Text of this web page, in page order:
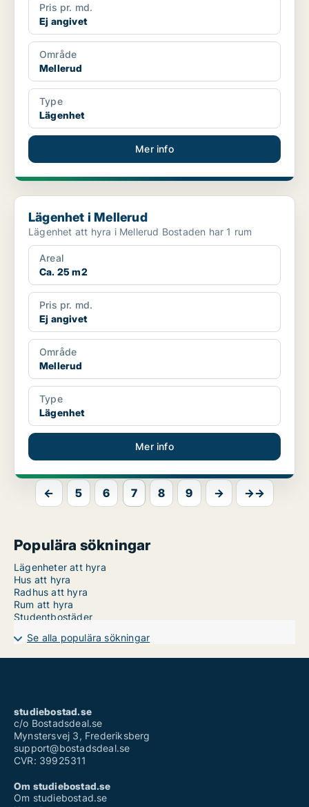
Pris pr. md.
Ej angivet
Område
Mellerud
Type
Lägenhet
Mer info
Lägenhet i Mellerud
Lägenhet i Mellerud
Lägenhet att hyra i Mellerud Bostaden har 1 rum
Areal
Ca. 25 m2
Pris pr. md.
Ej angivet
Område
Mellerud
Type
Lägenhet
Mer info
← 5 6 7 8 9 → →→
Populära sökningar
Lägenheter att hyra
Hus att hyra
Radhus att hyra
Rum att hyra
Studentbostäder
Se alla populära sökningar
studiebostad.se
c/o Bostadsdeal.se
Mynstersvej 3, Frederiksberg
support@bostadsdeal.se
CVR: 39925311
Om studiebostad.se
Om studiebostad.se